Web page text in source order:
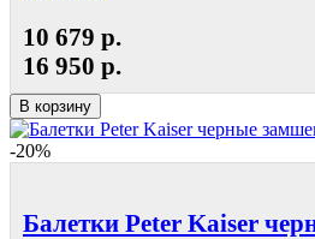
10 679 р.
16 950 р.
В корзину
-20%
Балетки Peter Kaiser